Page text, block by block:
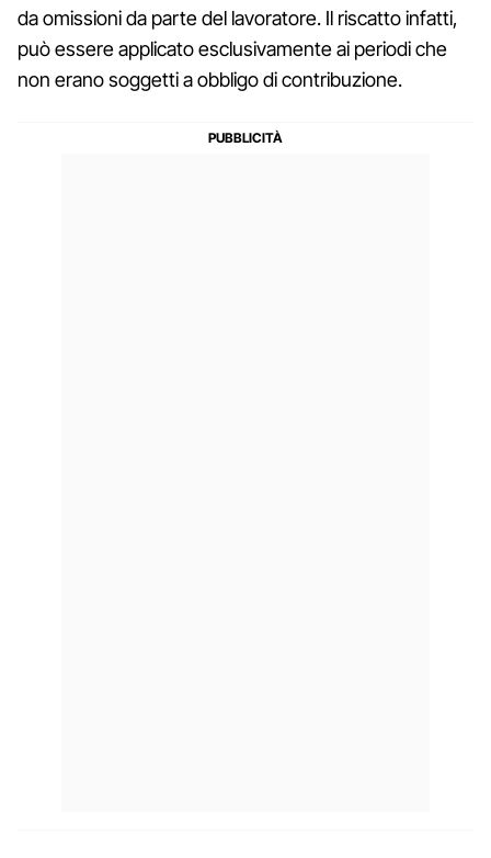
da omissioni da parte del lavoratore. Il riscatto infatti,
può essere applicato esclusivamente ai periodi che
non erano soggetti a obbligo di contribuzione.